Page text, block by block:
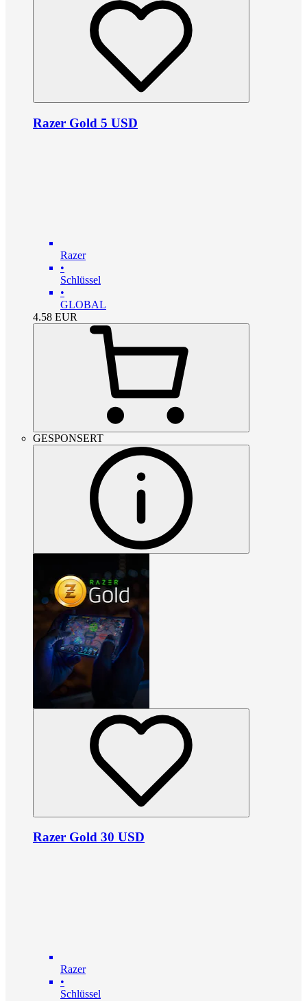
Razer Gold 5 USD
Razer
•
Schlüssel
•
GLOBAL
4.58 EUR
GESPONSERT
Razer Gold 30 USD
Razer
•
Schlüssel